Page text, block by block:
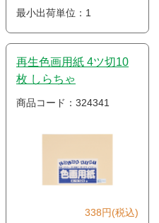
最小出荷単位：1
再生色画用紙 4ツ切10
枚 しらちゃ
商品コード：324341
338円(税込)